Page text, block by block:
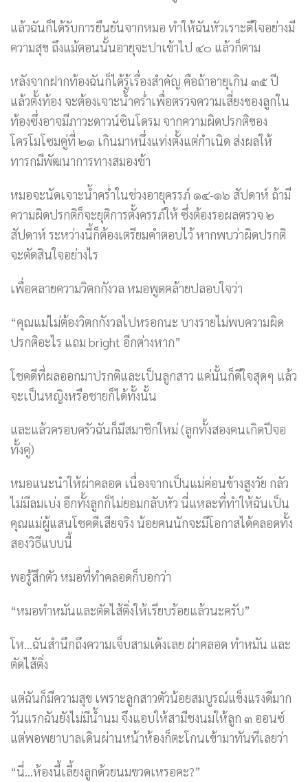
แล้วฉันก็ได้รับการยืนยันจากหมอ ทำให้ฉันหัวเราะดีใจอย่างมี
ความสุข ถึงแม้ตอนนั้นอายุจะปาเข้าไป ๔๐ แล้วก็ตาม
หลังจากฝากท้องฉันก็ได้รู้เรื่องสำคัญ คือถ้าอายุเกิน ๓๕ ปี
แล้วตั้งท้อง จะต้องเจาะน้ำคร่ำเพื่อตรวจความเสี่ยงของลูกใน
ท้องซึ่งอาจมีภาวะดาวน์ซินโดรม จากความผิดปรกติของ
โครโมโซมคู่ที่ ๒๑ เกินมาหนึ่งแท่งตั้งแต่กำเนิด ส่งผลให้
ทารกมีพัฒนาการทางสมองช้า
หมอจะนัดเจาะน้ำคร่ำในช่วงอายุครรภ์ ๑๔-๑๖ สัปดาห์ ถ้ามี
ความผิดปรกติก็จะยุติการตั้งครรภ์ให้ ซึ่งต้องรอผลตรวจ ๒
สัปดาห์ ระหว่างนี้ก็ต้องเตรียมคำตอบไว้ หากพบว่าผิดปรกติ
จะตัดสินใจอย่างไร
เพื่อคลายความวิตกกังวล หมอพูดคล้ายปลอบใจว่า
“คุณแม่ไม่ต้องวิตกกังวลไปหรอกนะ บางรายไม่พบความผิด
ปรกติอะไร แถม bright อีกต่างหาก”
โชคดีที่ผลออกมาปรกติและเป็นลูกสาว แค่นั้นก็ดีใจสุดๆ แล้ว
จะเป็นหญิงหรือชายก็ได้ทั้งนั้น
และแล้วครอบครัวฉันก็มีสมาชิกใหม่ (ลูกทั้งสองคนเกิดปีจอ
ทั้งคู่)
หมอแนะนำให้ผ่าคลอด เนื่องจากเป็นแม่ค่อนข้างสูงวัย กลัว
ไม่มีลมเบ่ง อีกทั้งลูกก็ไม่ยอมกลับหัว นี่แหละที่ทำให้ฉันเป็น
คุณแม่ผู้แสนโชคดีเสียจริง น้อยคนนักจะมีโอกาสได้คลอดทั้ง
สองวิธีแบบนี้
พอรู้สึกตัว หมอที่ทำคลอดก็บอกว่า
“หมอทำหมันและตัดไส้ติ่งให้เรียบร้อยแล้วนะครับ”
โห…ฉันสำนึกถึงความเจ็บสามเด้งเลย ผ่าคลอด ทำหมัน และ
ตัดไส้ติ่ง
แต่ฉันก็มีความสุข เพราะลูกสาวตัวน้อยสมบูรณ์แข็งแรงดีมาก
วันแรกฉันยังไม่มีน้ำนม จึงแอบให้สามีชงนมให้ลูก ๓ ออนซ์
แต่พอพยาบาลเดินผ่านหน้าห้องก็ตะโกนเข้ามาทันทีเลยว่า
“นี่…ห้องนี้เลี้ยงลูกด้วยนมขวดเหรอคะ?”